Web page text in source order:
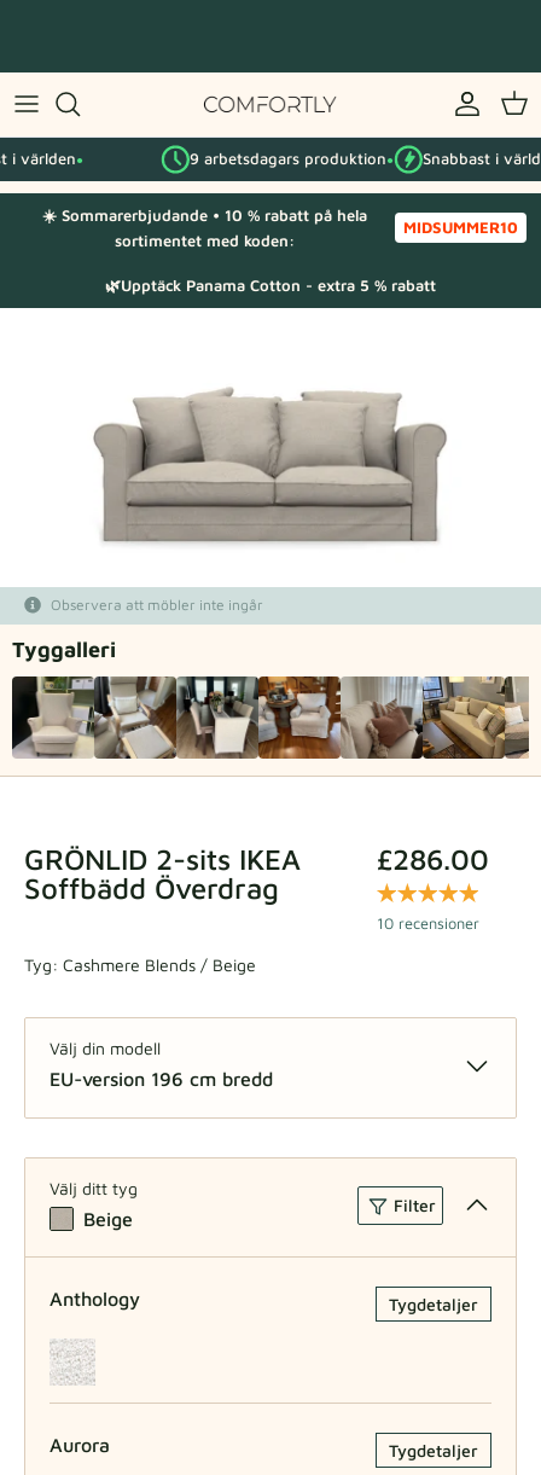
innehåll
Efter IKEA-serie
Efter kategori
Tygprover
Tygprover
Beställ din provbit
● 9 arbetsdagars produktion● Snabbast i världen
☀️ Sommarerbjudande • 10 % rabatt på hela
sortimentet med koden:
MIDSUMMER10
🌿Upptäck Panama Cotton - extra 5 % rabatt
Observera att möbler inte ingår
Tyg­galleri
GRÖNLID 2-sits IKEA
Soffbädd Överdrag
£286.00
10 recensioner
Tyg: Cashmere Blends / Beige
Välj din modell
EU-version 196 cm bredd
US/CA-version 209 cm bredd
Välj ditt tyg
Beige
Filter
Anthology Tygdetaljer
Aurora Tygdetaljer